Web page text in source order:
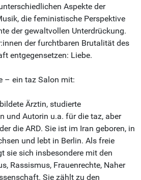
Aspekte der
die feministische Perspektive
der gewaltvollen Unterdrückung.
der furchtbaren Brutalität des
entgegensetzen: Liebe.
– ein taz Salon mit:
Ärztin, studierte
und Autorin u.a. für die taz, aber
die ARD. Sie ist im Iran geboren, in
und lebt in Berlin. Als freie
sie sich insbesondere mit den
Rassismus, Frauenrechte, Naher
Sie zählt zu den